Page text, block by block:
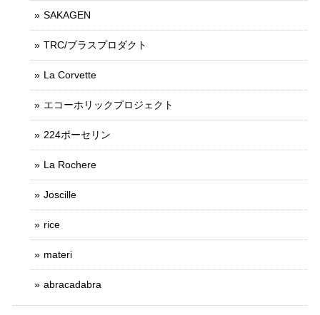
SAKAGEN
TRC/ブラスプロダクト
La Corvette
エコーホリックプロジェクト
224ポーセリン
La Rochere
Joscille
rice
materi
abracadabra